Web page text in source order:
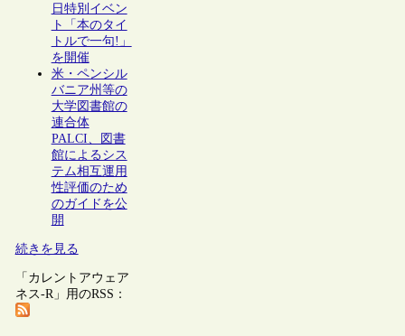
日特別イベン
ト「本のタイ
トルで一句!」
を開催
米・ペンシル
バニア州等の
大学図書館の
連合体
PALCI、図書
館によるシス
テム相互運用
性評価のため
のガイドを公
開
続きを見る
「カレントアウェア
ネス-R」用のRSS：